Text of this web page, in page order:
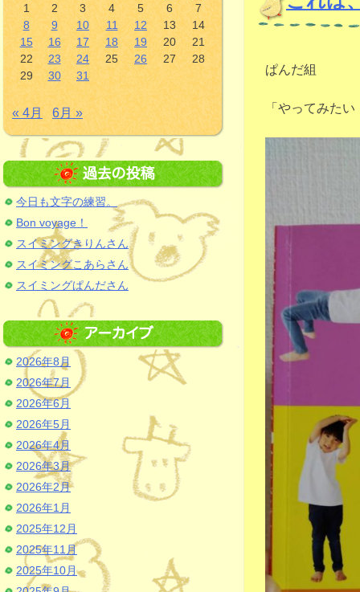
ぱんだ組
「やってみた
1 2 3 4 5 6
7
8
9 10 11 12 13
14
15
16 17 18 19 20
21
22
23 24 25 26 27
28
29
30 31
« 4月 6月 »
今日も文字の練習。
Bon voyage！
スイミングきりんさん
スイミングこあらさん
スイミングぱんださん
2026年8月
2026年7月
2026年6月
2026年5月
2026年4月
2026年3月
2026年2月
2026年1月
2025年12月
2025年11月
2025年10月